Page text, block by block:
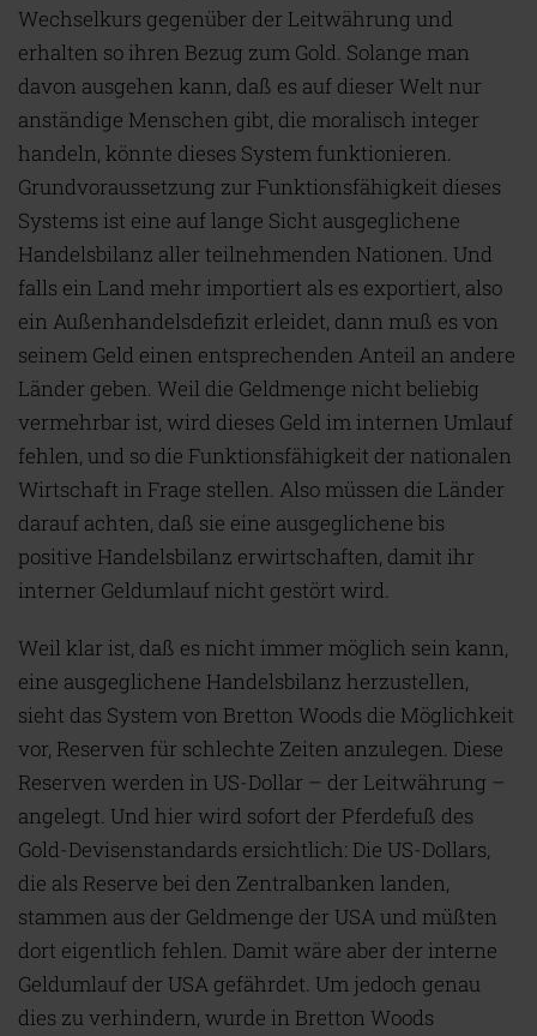
Wechselkurs gegenüber der Leitwährung und
erhalten so ihren Bezug zum Gold. Solange man
davon ausgehen kann, daß es auf dieser Welt nur
anständige Menschen gibt, die moralisch integer
handeln, könnte dieses System funktionieren.
Grundvoraussetzung zur Funktionsfähigkeit dieses
Systems ist eine auf lange Sicht ausgeglichene
Handelsbilanz aller teilnehmenden Nationen. Und
falls ein Land mehr importiert als es exportiert, also
ein Außenhandelsdefizit erleidet, dann muß es von
seinem Geld einen entsprechenden Anteil an andere
Länder geben. Weil die Geldmenge nicht beliebig
vermehrbar ist, wird dieses Geld im internen Umlauf
fehlen, und so die Funktionsfähigkeit der nationalen
Wirtschaft in Frage stellen. Also müssen die Länder
darauf achten, daß sie eine ausgeglichene bis
positive Handelsbilanz erwirtschaften, damit ihr
interner Geldumlauf nicht gestört wird.
Weil klar ist, daß es nicht immer möglich sein kann,
eine ausgeglichene Handelsbilanz herzustellen,
sieht das System von Bretton Woods die Möglichkeit
vor, Reserven für schlechte Zeiten anzulegen. Diese
Reserven werden in US-Dollar – der Leitwährung –
angelegt. Und hier wird sofort der Pferdefuß des
Gold-Devisenstandards ersichtlich: Die US-Dollars,
die als Reserve bei den Zentralbanken landen,
stammen aus der Geldmenge der USA und müßten
dort eigentlich fehlen. Damit wäre aber der interne
Geldumlauf der USA gefährdet. Um jedoch genau
dies zu verhindern, wurde in Bretton Woods